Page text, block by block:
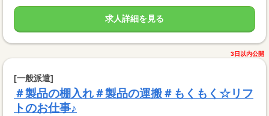
求人詳細を見る
3日以内公開
[一般派遣]
＃製品の棚入れ＃製品の運搬＃もくもく☆リフ
トのお仕事♪